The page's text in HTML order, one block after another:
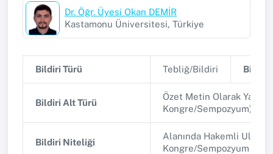
Dr. Öğr. Üyesi Okan DEMİR
Kastamonu Üniversitesi, Türkiye
Bildiri Türü Tebliğ/Bildiri Bildiri
Bildiri Alt Türü
Özet Metin Olarak
Kongre/Sempozyum)
Bildiri Niteliği
Alanında Hakemli
Kongre/Sempozyum